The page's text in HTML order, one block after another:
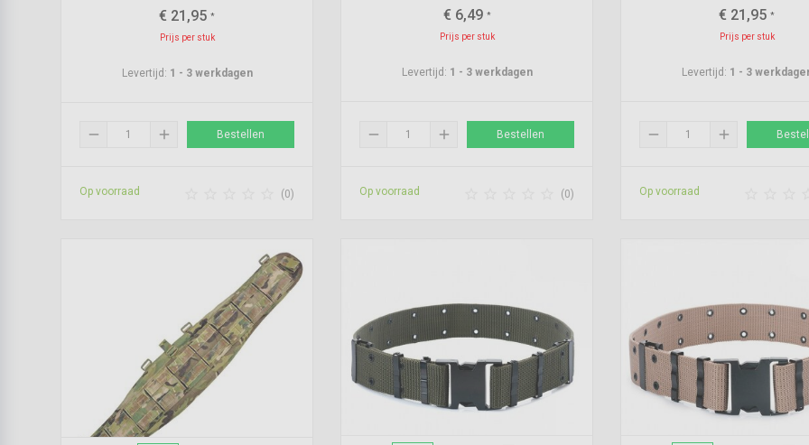
€ 21,95 *
Prijs per stuk
Levertijd: 1 - 3 werkdagen
remove add Bestellen
Op voorraad (0)
€ 6,49 *
Prijs per stuk
Levertijd: 1 - 3 werkdagen
remove add Bestellen
Op voorraad (0)
€ 21,95 *
Prijs per stuk
Levertijd: 1 - 3
remove add
Op voorraad